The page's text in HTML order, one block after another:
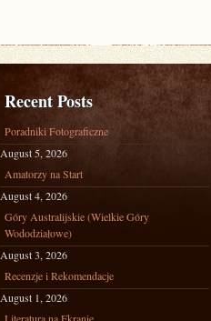
Recent Posts
Poradniki Fotograficzne
August 5, 2026
Amatorzy na Start
August 4, 2026
Góry Australijskie (Wielkie Góry
Wododziałowe)
August 3, 2026
Recenzje i Rekomendacje
August 1, 2026